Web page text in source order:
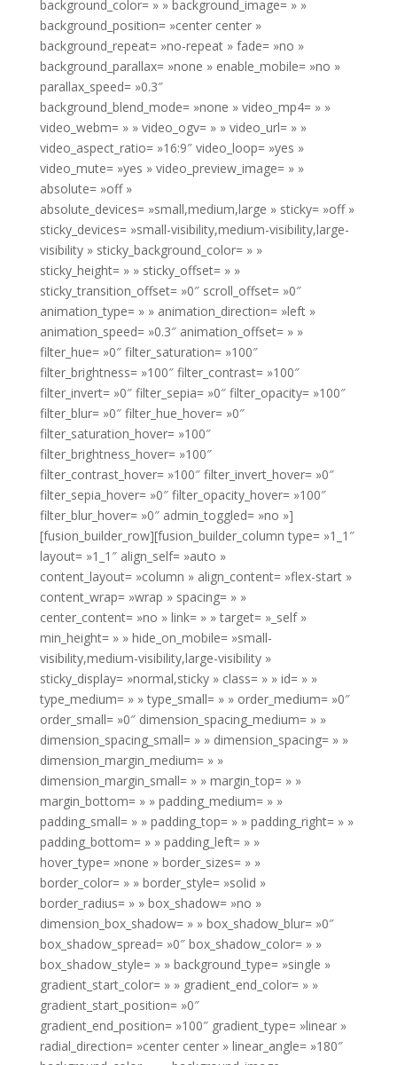
background_color= » » background_image= » »
background_position= »center center »
background_repeat= »no-repeat » fade= »no »
background_parallax= »none » enable_mobile= »no »
parallax_speed= »0.3″
background_blend_mode= »none » video_mp4= » »
video_webm= » » video_ogv= » » video_url= » »
video_aspect_ratio= »16:9″ video_loop= »yes »
video_mute= »yes » video_preview_image= » »
absolute= »off »
absolute_devices= »small,medium,large » sticky= »off »
sticky_devices= »small-visibility,medium-visibility,large-
visibility » sticky_background_color= » »
sticky_height= » » sticky_offset= » »
sticky_transition_offset= »0″ scroll_offset= »0″
animation_type= » » animation_direction= »left »
animation_speed= »0.3″ animation_offset= » »
filter_hue= »0″ filter_saturation= »100″
filter_brightness= »100″ filter_contrast= »100″
filter_invert= »0″ filter_sepia= »0″ filter_opacity= »100″
filter_blur= »0″ filter_hue_hover= »0″
filter_saturation_hover= »100″
filter_brightness_hover= »100″
filter_contrast_hover= »100″ filter_invert_hover= »0″
filter_sepia_hover= »0″ filter_opacity_hover= »100″
filter_blur_hover= »0″ admin_toggled= »no »]
[fusion_builder_row][fusion_builder_column type= »1_1″
layout= »1_1″ align_self= »auto »
content_layout= »column » align_content= »flex-start »
content_wrap= »wrap » spacing= » »
center_content= »no » link= » » target= »_self »
min_height= » » hide_on_mobile= »small-
visibility,medium-visibility,large-visibility »
sticky_display= »normal,sticky » class= » » id= » »
type_medium= » » type_small= » » order_medium= »0″
order_small= »0″ dimension_spacing_medium= » »
dimension_spacing_small= » » dimension_spacing= » »
dimension_margin_medium= » »
dimension_margin_small= » » margin_top= » »
margin_bottom= » » padding_medium= » »
padding_small= » » padding_top= » » padding_right= » »
padding_bottom= » » padding_left= » »
hover_type= »none » border_sizes= » »
border_color= » » border_style= »solid »
border_radius= » » box_shadow= »no »
dimension_box_shadow= » » box_shadow_blur= »0″
box_shadow_spread= »0″ box_shadow_color= » »
box_shadow_style= » » background_type= »single »
gradient_start_color= » » gradient_end_color= » »
gradient_start_position= »0″
gradient_end_position= »100″ gradient_type= »linear »
radial_direction= »center center » linear_angle= »180″